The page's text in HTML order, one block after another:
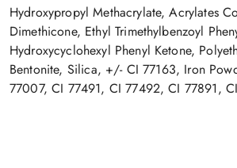
Hydroxypropyl Methacrylate, Acrylates
Dimethicone, Ethyl Trimethylbenzoyl
Hydroxycyclohexyl Phenyl Ketone,
Bentonite, Silica, +/- CI 77163, Iron
77007, CI 77491, CI 77492, CI 77891,